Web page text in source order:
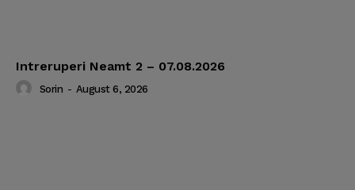
Intreruperi Neamt 2 – 07.08.2026
Sorin - August 6, 2026